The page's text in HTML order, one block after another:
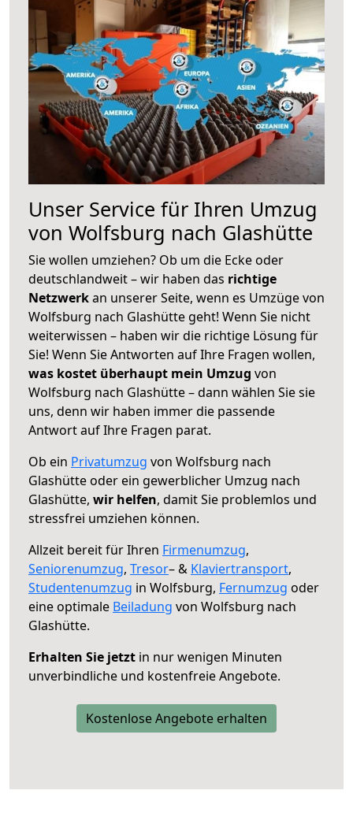
Unser Service für Ihren Umzug
von Wolfsburg nach Glashütte
Sie wollen umziehen? Ob um die Ecke oder
deutschlandweit – wir haben das richtige
Netzwerkan unserer Seite, wenn es Umzüge von
Wolfsburg nach Glashütte geht! Wenn Sie nicht
weiterwissen – haben wir die richtige Lösung für
Sie! Wenn Sie Antworten auf Ihre Fragen wollen,
was kostet überhaupt mein Umzug von
Wolfsburg nach Glashütte – dann wählen Sie sie
uns, denn wir haben immer die passende
Antwort auf Ihre Fragen parat.
Ob ein Privatumzug von Wolfsburg nach
Glashütte oder ein gewerblicher Umzug nach
Glashütte, wir helfen, damit Sie problemlos und
stressfrei umziehen können.
Allzeit bereit für Ihren Firmenumzug,
Seniorenumzug, Tresor– & Klaviertransport,
Studentenumzug in Wolfsburg, Fernumzug oder
eine optimale Beiladung von Wolfsburg nach
Glashütte.
Erhalten Sie jetzt in nur wenigen Minuten
unverbindliche und kostenfreie Angebote.
Kostenlose Angebote erhalten